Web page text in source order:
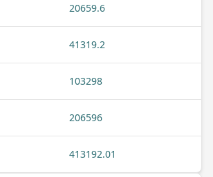
20659.6
41319.2
103298
206596
413192.01